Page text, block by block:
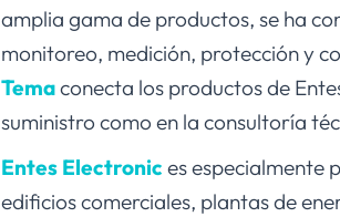
amplia gama de productos, se ha
monitoreo, medición, protección y
Temaconecta los productos de
suministro como en la consultoría
Entes Electronic es especialmente
edificios comerciales, plantas de